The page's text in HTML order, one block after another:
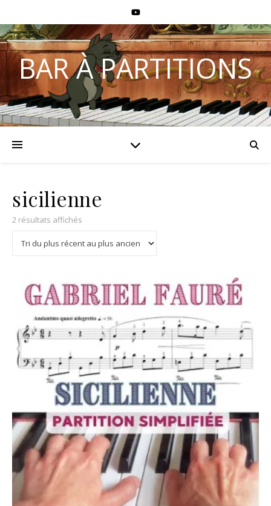
BAR À PARTITIONS
sicilienne
2 résultats affichés